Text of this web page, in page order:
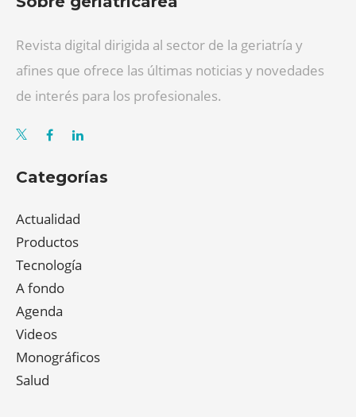
Revista digital dirigida al sector de la geriatría y
afines que ofrece las últimas noticias y novedades
de interés para los profesionales.
Categorías
Actualidad
Productos
Tecnología
A fondo
Agenda
Videos
Monográficos
Salud